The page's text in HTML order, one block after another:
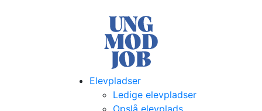
Elevpladser
Ledige elevpladser
Opslå elevplads